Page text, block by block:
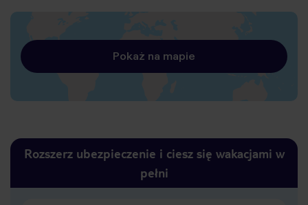
Pokaż na mapie
Rozszerz ubezpieczenie i ciesz się wakacjami w
pełni